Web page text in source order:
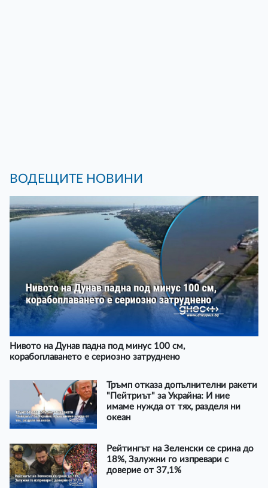
ВОДЕЩИТЕ НОВИНИ
Нивото на Дунав падна под минус 100 см,
корабоплаването е сериозно затруднено
Тръмп отказа допълнителни ракети
"Пейтриът" за Украйна: И ние
имаме нужда от тях, разделя ни
океан
Рейтингът на Зеленски се срина до
18%, Залужни го изпревари с
доверие от 37,1%